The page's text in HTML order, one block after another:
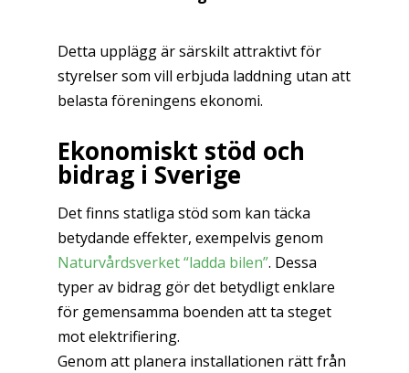
Detta upplägg är särskilt attraktivt för
styrelser som vill erbjuda laddning utan att
belasta föreningens ekonomi.
Ekonomiskt stöd och
bidrag i Sverige
Det finns statliga stöd som kan täcka
betydande effekter, exempelvis genom
Naturvårdsverket “ladda bilen”. Dessa
typer av bidrag gör det betydligt enklare
för gemensamma boenden att ta steget
mot elektrifiering.
Genom att planera installationen rätt från